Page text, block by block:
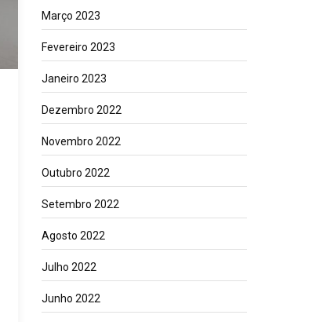
Março 2023
Fevereiro 2023
Janeiro 2023
Dezembro 2022
Novembro 2022
Outubro 2022
Setembro 2022
Agosto 2022
Julho 2022
Junho 2022